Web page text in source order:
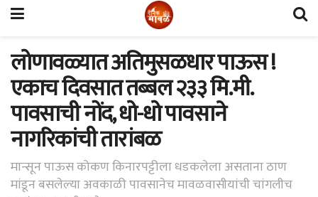
लोणावळ्यात अतिमुसळधार पाऊस !
एकाच दिवसात तब्बल २३३ मि.मी.
पावसाची नोंद, धो-धो पावसाने
नागरिकांची तारांबळ
मान्सून पाऊस कोकण किनारपट्टीला धडकलेला असताना ठाण
मांडून बसलेल्या अवकाळी पावसानेच मावळवासीयांची चांगलीच